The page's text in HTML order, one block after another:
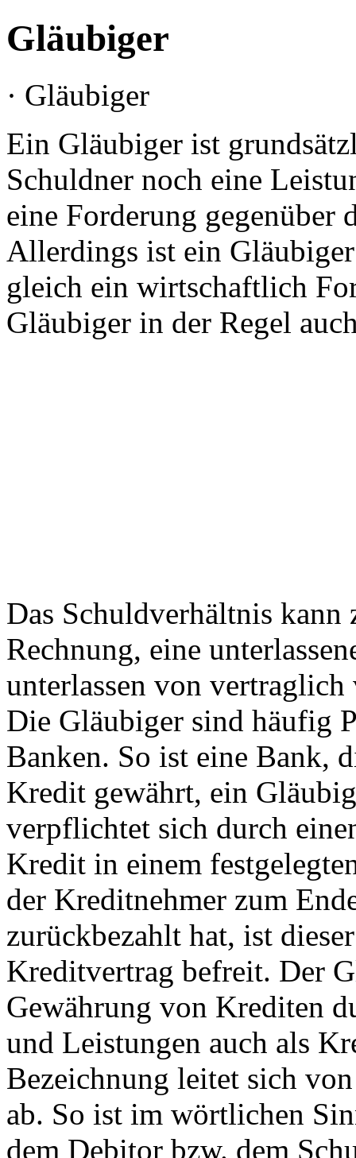
Gläubiger
· Gläubiger
Ein Gläubiger ist
Schuldner noch eine
eine Forderung gegenüber
Allerdings ist ein
gleich ein wirtschaftlich
Gläubiger in der Regel
Das Schuldverhältnis
Rechnung, eine
unterlassen von
Die Gläubiger sind häufig
Banken. So ist eine Bank,
Kredit gewährt, ein
verpflichtet sich durch
Kredit in einem
der Kreditnehmer zum
zurückbezahlt hat, ist
Kreditvertrag befreit. Der
Gewährung von Krediten
und Leistungen auch als
Bezeichnung leitet sich
ab. So ist im wörtlichen
dem Debitor bzw. dem